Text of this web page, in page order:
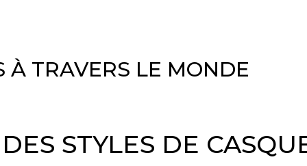
À TRAVERS LE MONDE
STYLES DE